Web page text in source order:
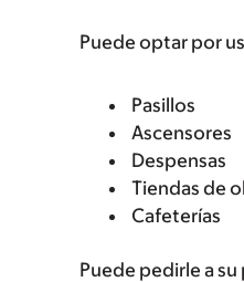
Puede optar por
Pasillos
Ascensores
Despensas
Tiendas de
Cafeterías
Puede pedirle a